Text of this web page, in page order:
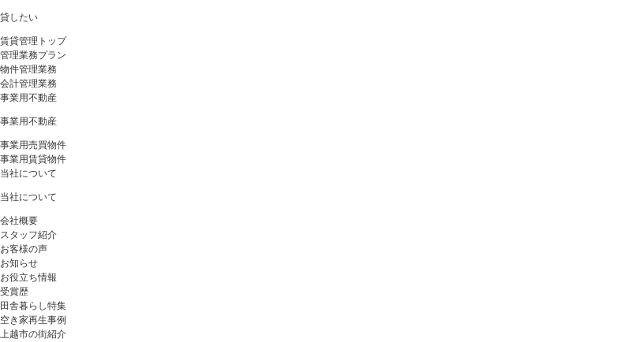
貸したい
賃貸管理トップ
管理業務プラン
物件管理業務
会計管理業務
事業用不動産
事業用不動産
事業用売買物件
事業用賃貸物件
当社について
当社について
会社概要
スタッフ紹介
お客様の声
お知らせ
お役立ち情報
受賞歴
田舎暮らし特集
空き家再生事例
上越市の街紹介